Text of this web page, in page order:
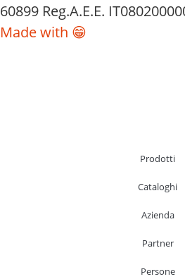
60899 Reg.A.E.E.
Made with 😁
Prodotti
Cataloghi
Azienda
Partner
Persone